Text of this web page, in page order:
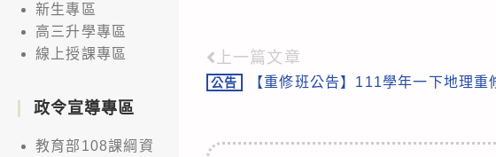
Read
more
上一篇文章
公告 【重修班公告】111學年一下地理重
新生專區
高三升學專區
線上授課專區
政令宣導專區
教育部108課綱資